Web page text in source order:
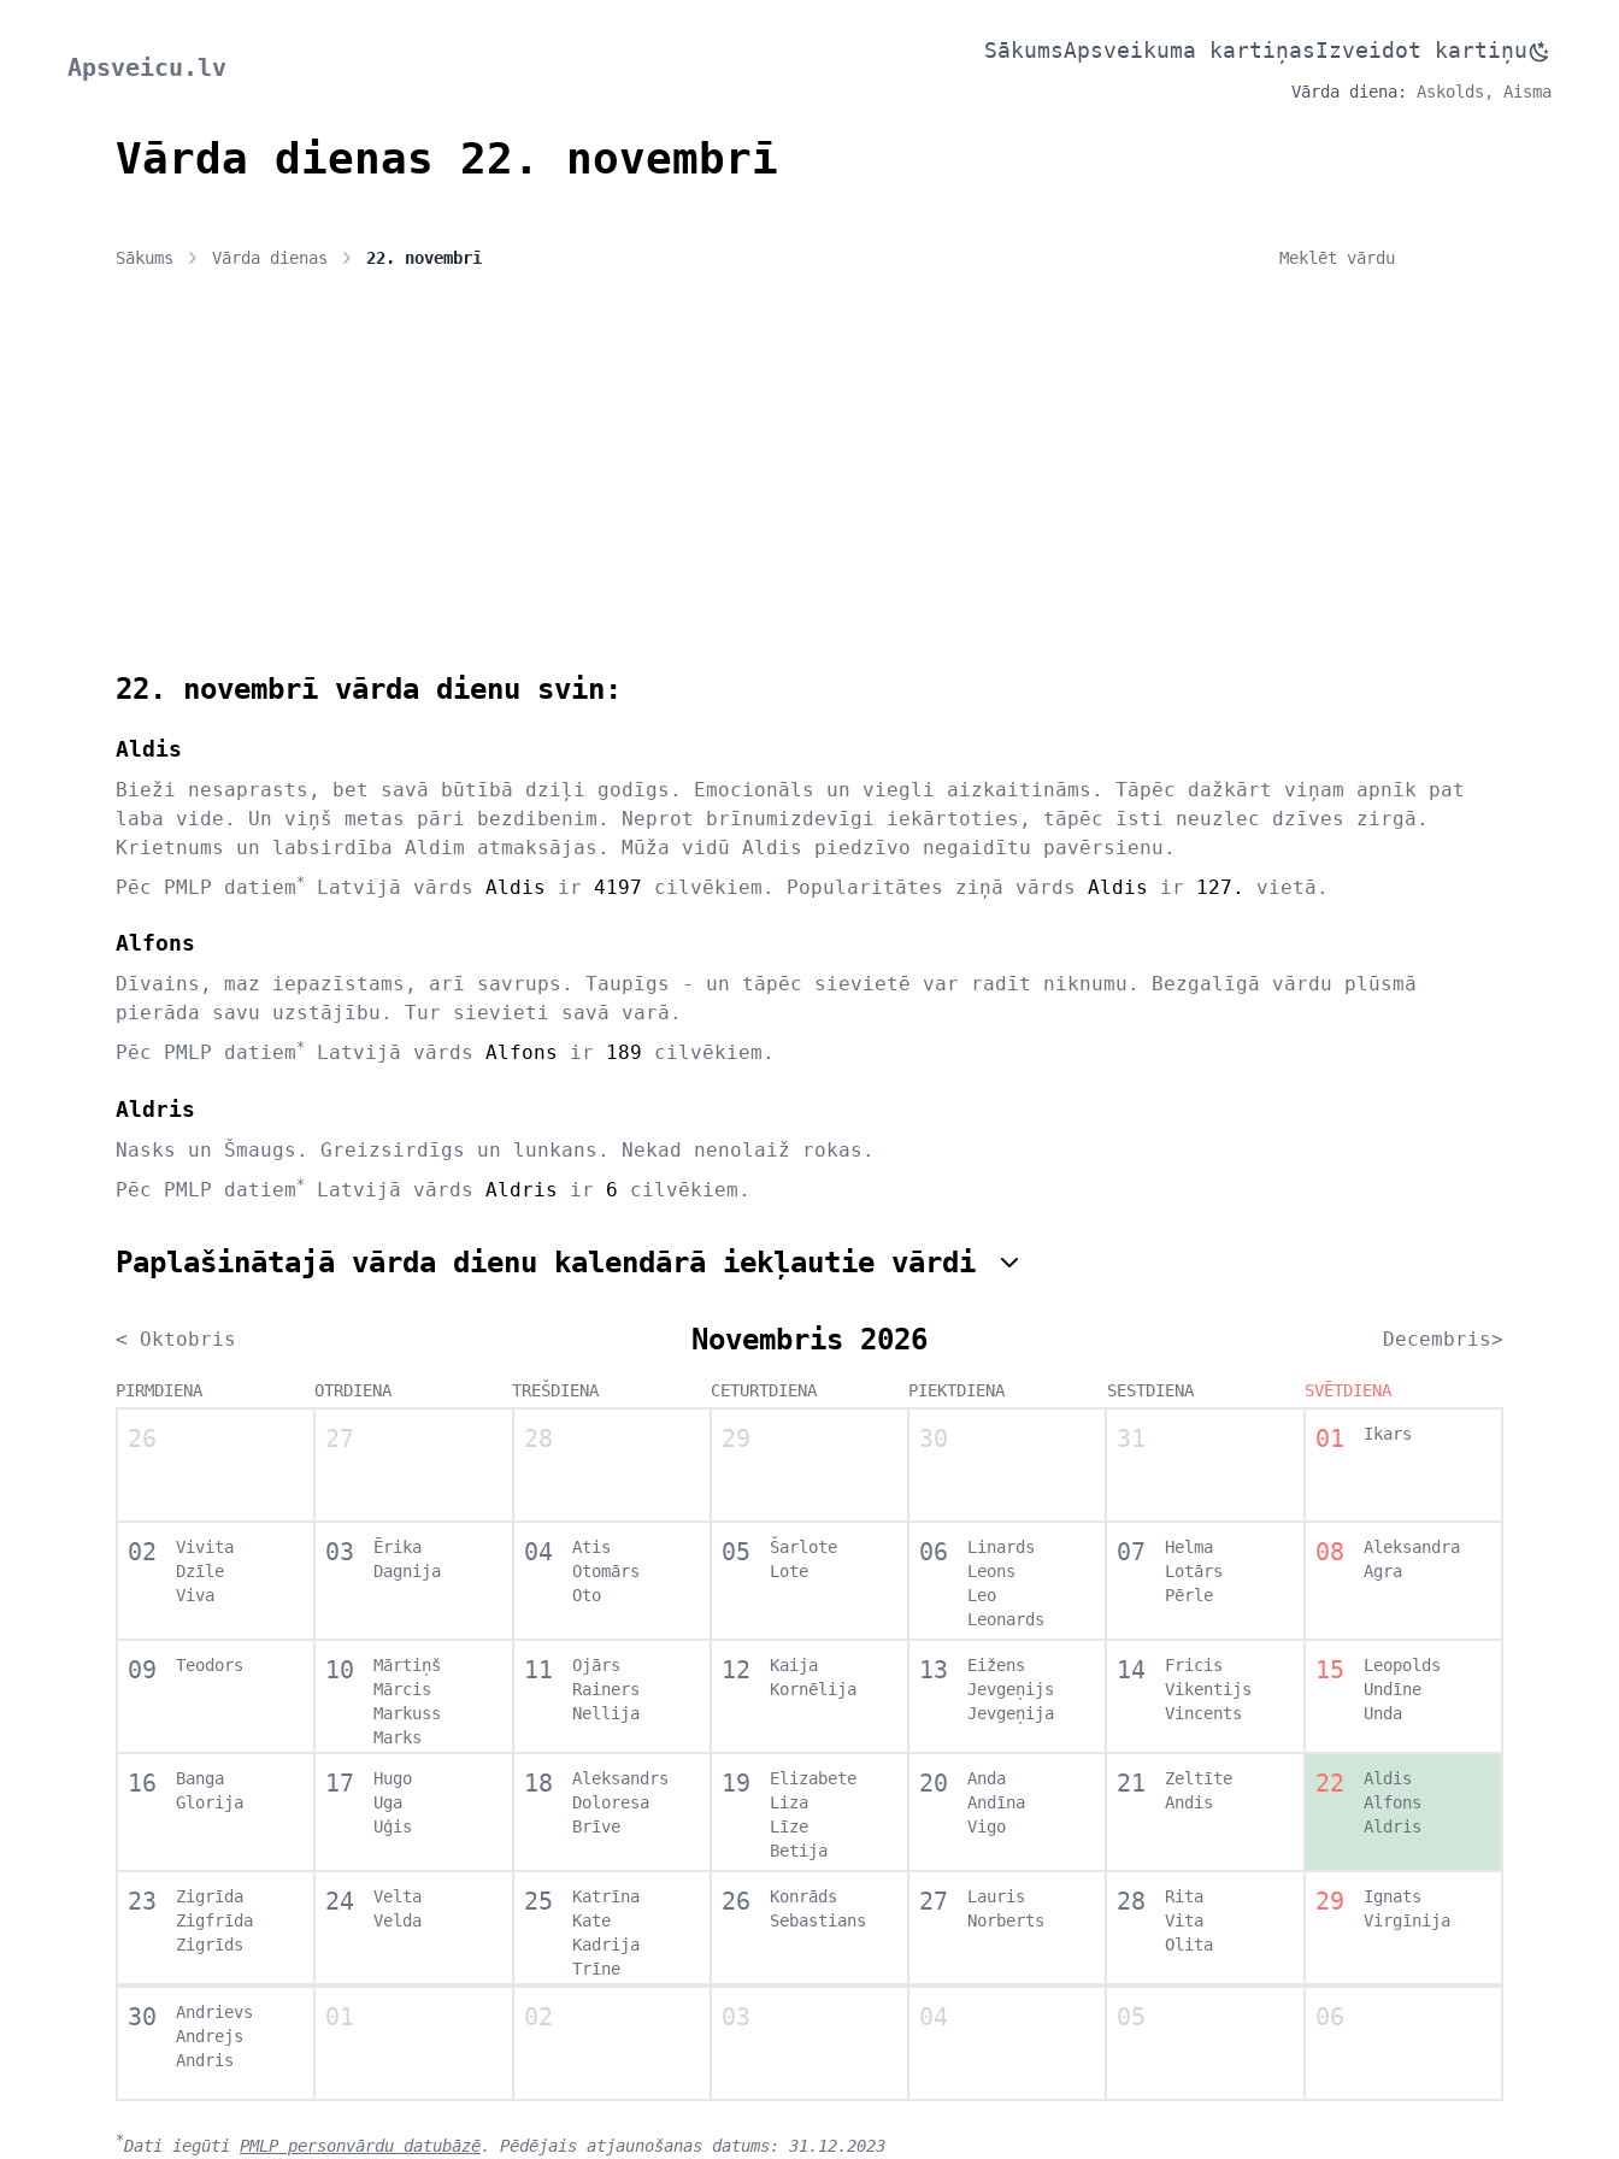
Apsveicu.lv
SākumsApsveikuma kartiņasIzveidot kartiņu
Vārda diena: Askolds, Aisma
Vārda dienas 22. novembrī
Sākums Vārda dienas 22. novembrī
22. novembrī vārda dienu svin:
Aldis
Bieži nesaprasts, bet savā būtībā dziļi godīgs. Emocionāls un viegli aizkaitināms. Tāpēc dažkārt viņam apnīk pat
laba vide. Un viņš metas pāri bezdibenim. Neprot brīnumizdevīgi iekārtoties, tāpēc īsti neuzlec dzīves zirgā.
Krietnums un labsirdība Aldim atmaksājas. Mūža vidū Aldis piedzīvo negaidītu pavērsienu.
Pēc PMLP datiem* Latvijā vārds Aldis ir 4197 cilvēkiem. Popularitātes ziņā vārds Aldis ir 127. vietā.
Alfons
Dīvains, maz iepazīstams, arī savrups. Taupīgs - un tāpēc sievietē var radīt niknumu. Bezgalīgā vārdu plūsmā
pierāda savu uzstājību. Tur sievieti savā varā.
Pēc PMLP datiem* Latvijā vārds Alfons ir 189 cilvēkiem.
Aldris
Nasks un Šmaugs. Greizsirdīgs un lunkans. Nekad nenolaiž rokas.
Pēc PMLP datiem* Latvijā vārds Aldris ir 6 cilvēkiem.
Paplašinātajā vārda dienu kalendārā iekļautie vārdi
< Oktobris Novembris 2026 Decembris>
PIRMDIENA OTRDIENA TREŠDIENA CETURTDIENA PIEKTDIENA SESTDIENA SVĒTDIENA
26 27 28 29 30 31 01 Ikars
02
Vivita
Dzīle
Viva
03
Ērika
Dagnija
04
Atis
Otomārs
Oto
05
Šarlote
Lote
06
Linards
Leons
Leo
Leonards
07
Helma
Lotārs
Pērle
08
Aleksandra
Agra
09 Teodors 10
Mārtiņš
Mārcis
Markuss
Marks
11
Ojārs
Rainers
Nellija
12
Kaija
Kornēlija
13
Eižens
Jevgeņijs
Jevgeņija
14
Fricis
Vikentijs
Vincents
15
Leopolds
Undīne
Unda
16
Banga
Glorija
17
Hugo
Uga
Uģis
18
Aleksandrs
Doloresa
Brīve
19
Elizabete
Liza
Līze
Betija
20
Anda
Andīna
Vigo
21
Zeltīte
Andis
22
Aldis
Alfons
Aldris
23
Zigrīda
Zigfrīda
Zigrīds
24
Velta
Velda
25
Katrīna
Kate
Kadrija
Trīne
26
Konrāds
Sebastians
27
Lauris
Norberts
28
Rita
Vita
Olita
29
Ignats
Virgīnija
30
Andrievs
Andrejs
Andris
01 02 03 04 05 06
*Dati iegūti PMLP personvārdu datubāzē. Pēdējais atjaunošanas datums: 31.12.2023